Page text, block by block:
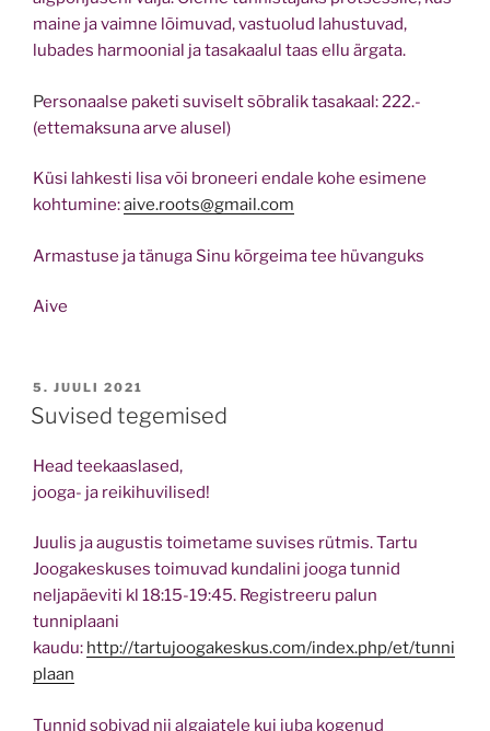
maine ja vaimne lõimuvad, vastuolud lahustuvad,
lubades harmoonial ja tasakaalul taas ellu ärgata.
Personaalse paketi suviselt sõbralik tasakaal: 222.-
(ettemaksuna arve alusel)
Küsi lahkesti lisa või broneeri endale kohe esimene
kohtumine:aive.roots@gmail.com
Armastuse ja tänuga Sinu kõrgeima tee hüvanguks
Aive
POSTED
ON
5. JUULI 2021
Suvised tegemised
Head teekaaslased,
jooga- ja reikihuvilised!
Juulis ja augustis toimetame suvises rütmis. Tartu
Joogakeskuses toimuvad kundalini jooga tunnid
neljapäeviti kl 18:15-19:45. Registreeru palun
tunniplaani
kaudu: http://tartujoogakeskus.com/index.php/et/tunni
plaan
Tunnid sobivad nii algajatele kui juba kogenud